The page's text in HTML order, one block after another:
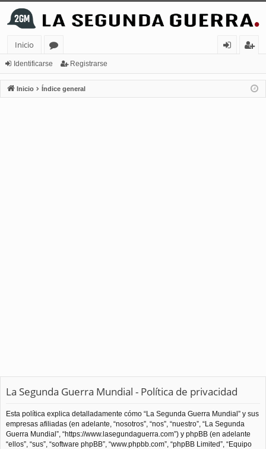
Inicio
or
os
nt
ifi
ist
ra
Identificarse Registrarse
Inicio Índice general
La Segunda Guerra Mundial - Política de privacidad
Esta política explica detalladamente cómo “La Segunda Guerra Mundial” y sus
empresas afiliadas (en adelante, “nosotros”, “nos”, “nuestro”, “La Segunda
Guerra Mundial”, “https://www.lasegundaguerra.com”) y phpBB (en adelante
“ellos”, “sus”, “software phpBB”, “www.phpbb.com”, “phpBB Limited”, “Equipo